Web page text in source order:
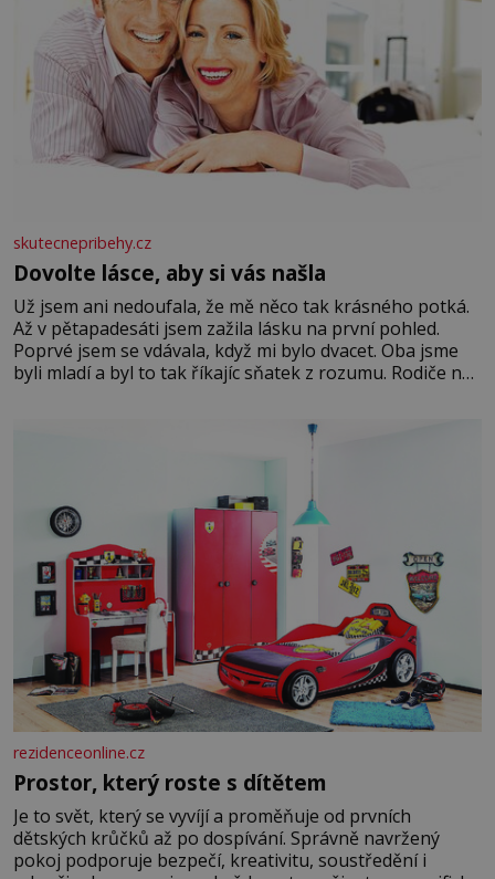
skutecnepribehy.cz
Dovolte lásce, aby si vás našla
Už jsem ani nedoufala, že mě něco tak krásného potká.
Až v pětapadesáti jsem zažila lásku na první pohled.
Poprvé jsem se vdávala, když mi bylo dvacet. Oba jsme
byli mladí a byl to tak říkajíc sňatek z rozumu. Rodiče nás
rezidenceonline.cz
Prostor, který roste s dítětem
Je to svět, který se vyvíjí a proměňuje od prvních
dětských krůčků až po dospívání. Správně navržený
pokoj podporuje bezpečí, kreativitu, soustředění i